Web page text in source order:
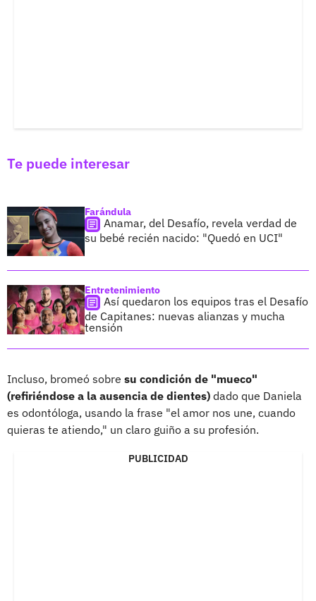
Te puede interesar
Farándula
Anamar, del Desafío, revela verdad de
su bebé recién nacido: "Quedó en UCI"
Entretenimiento
Así quedaron los equipos tras el Desafío
de Capitanes: nuevas alianzas y mucha
tensión
Incluso, bromeó sobre su condición de "mueco"
(refiriéndose a la ausencia de dientes) dado que Daniela
es odontóloga, usando la frase "el amor nos une, cuando
quieras te atiendo," un claro guiño a su profesión.
PUBLICIDAD